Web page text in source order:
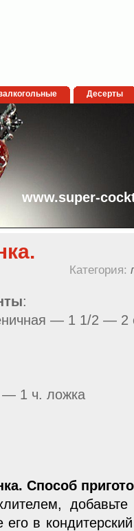
Десерты
www.super-
Категория:
:
— 1 1/2 — 2
— 1 ч. ложка
Способ
его в